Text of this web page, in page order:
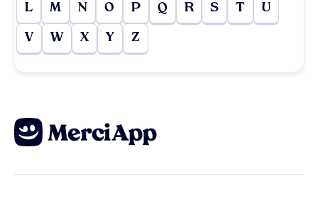
L M N O P Q R S T U
V W X Y Z